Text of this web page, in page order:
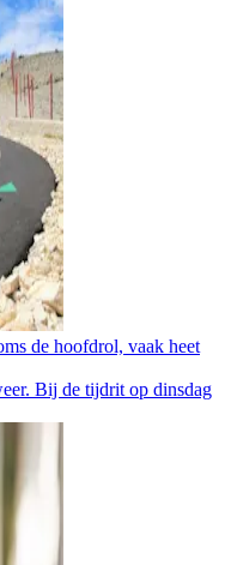
de hoofdrol, vaak heet
Bij de tijdrit op dinsdag